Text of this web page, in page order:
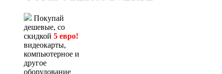
Покупай
дешевые, со
скидкой 5 евро!
видеокарты,
компьютерное и
другое
оборудование